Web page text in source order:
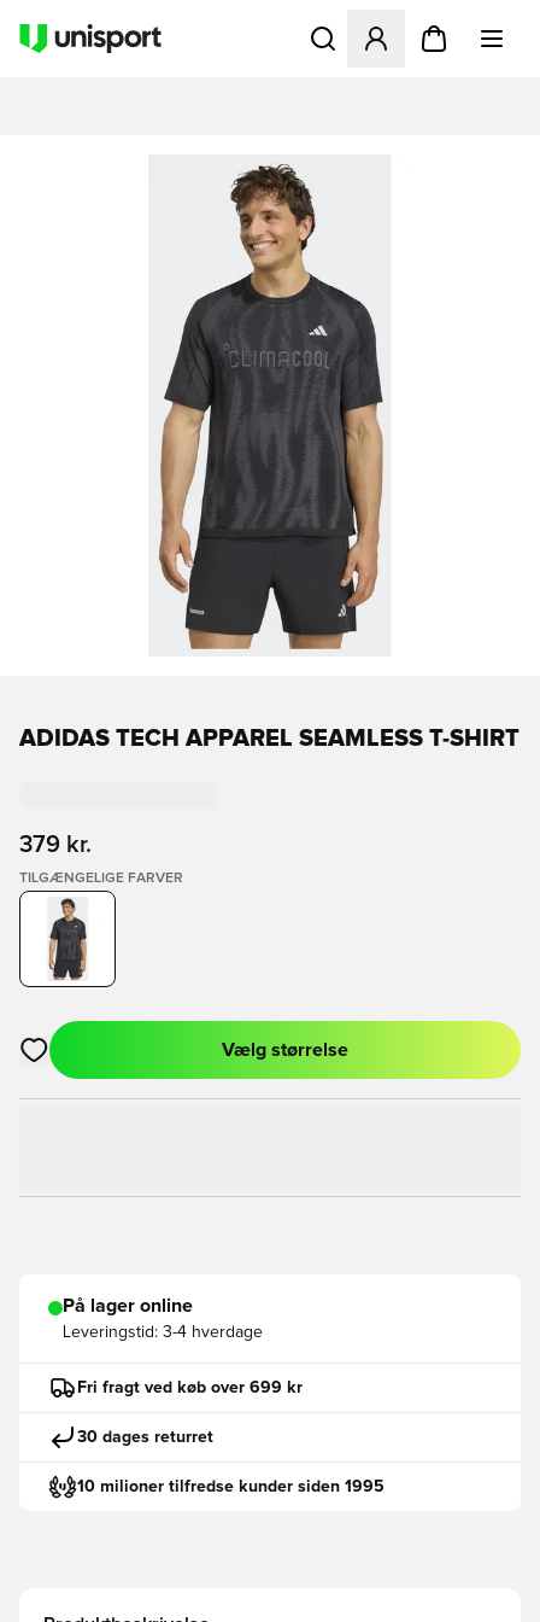
Åbner en Modal til at
ADIDAS TECH APPAREL SEAMLESS T-SHIRT
379 kr.
TILGÆNGELIGE FARVER
Åbner en Modal til at logge ind eller tilmelde dig som medlem
Vælg størrelse
På lager online
Leveringstid: 3-4 hverdage
Fri fragt ved køb over 699 kr
30 dages returret
10 milioner tilfredse kunder siden 1995